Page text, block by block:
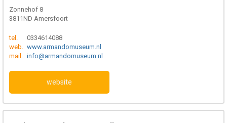
Zonnehof 8
3811ND Amersfoort
tel.
0334614088
web.
www.armandomuseum.nl
mail.
info@armandomuseum.nl
website